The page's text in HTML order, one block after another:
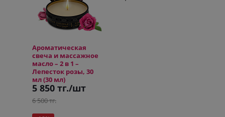
Ароматическая
свеча и массажное
масло – 2 в 1 –
Лепесток розы, 30
мл (30 мл)
5 850 тг./шт
6 500 тг.